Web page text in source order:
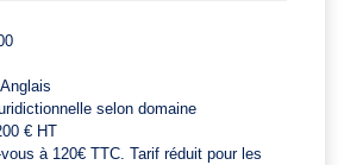
selon domaine
€ HT
à 120€ TTC. Tarif réduit pour les